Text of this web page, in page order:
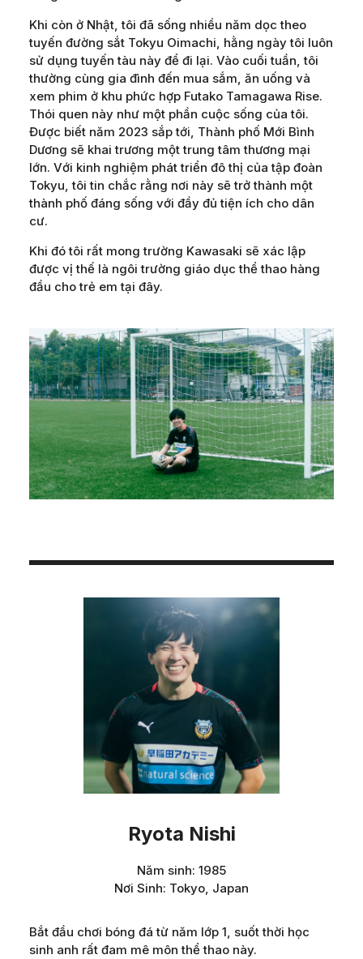
Khi còn ở Nhật, tôi đã sống nhiều năm dọc theo
tuyến đường sắt Tokyu Oimachi, hằng ngày tôi luôn
sử dụng tuyến tàu này để đi lại. Vào cuối tuần, tôi
thường cùng gia đình đến mua sắm, ăn uống và
xem phim ở khu phức hợp Futako Tamagawa Rise.
Thói quen này như một phần cuộc sống của tôi.
Được biết năm 2023 sắp tới, Thành phố Mới Bình
Dương sẽ khai trương một trung tâm thương mại
lớn. Với kinh nghiệm phát triển đô thị của tập đoàn
Tokyu, tôi tin chắc rằng nơi này sẽ trở thành một
thành phố đáng sống với đầy đủ tiện ích cho dân
cư.
Khi đó tôi rất mong trường Kawasaki sẽ xác lập
được vị thế là ngôi trường giáo dục thể thao hàng
đầu cho trẻ em tại đây.
Ryota Nishi
Năm sinh: 1985
Nơi Sinh: Tokyo, Japan
Bắt đầu chơi bóng đá từ năm lớp 1, suốt thời học
sinh anh rất đam mê môn thể thao này.